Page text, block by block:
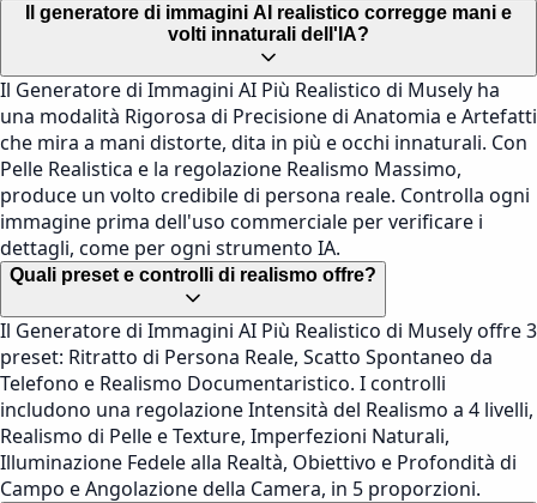
Il generatore di immagini AI realistico corregge mani e
volti innaturali dell'IA?
Il Generatore di Immagini AI Più Realistico di Musely ha
una modalità Rigorosa di Precisione di Anatomia e Artefatti
che mira a mani distorte, dita in più e occhi innaturali. Con
Pelle Realistica e la regolazione Realismo Massimo,
produce un volto credibile di persona reale. Controlla ogni
immagine prima dell'uso commerciale per verificare i
dettagli, come per ogni strumento IA.
Quali preset e controlli di realismo offre?
Il Generatore di Immagini AI Più Realistico di Musely offre 3
preset: Ritratto di Persona Reale, Scatto Spontaneo da
Telefono e Realismo Documentaristico. I controlli
includono una regolazione Intensità del Realismo a 4 livelli,
Realismo di Pelle e Texture, Imperfezioni Naturali,
Illuminazione Fedele alla Realtà, Obiettivo e Profondità di
Campo e Angolazione della Camera, in 5 proporzioni.